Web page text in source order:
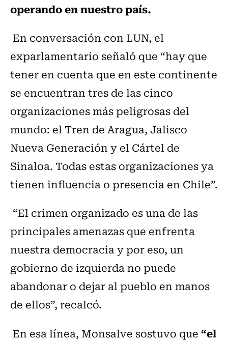
operando en nuestro país.
En conversación con LUN, el
exparlamentario señaló que “hay que
tener en cuenta que en este continente
se encuentran tres de las cinco
organizaciones más peligrosas del
mundo: el Tren de Aragua, Jalisco
Nueva Generación y el Cártel de
Sinaloa. Todas estas organizaciones ya
tienen influencia o presencia en Chile”.
“El crimen organizado es una de las
principales amenazas que enfrenta
nuestra democracia y por eso, un
gobierno de izquierda no puede
abandonar o dejar al pueblo en manos
de ellos”, recalcó.
En esa línea, Monsalve sostuvo que“el